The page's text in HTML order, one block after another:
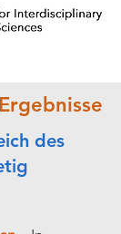
Ergebnisse
des